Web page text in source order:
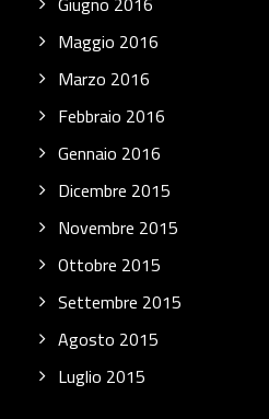
Maggio 2016
Marzo 2016
Febbraio 2016
Gennaio 2016
Dicembre 2015
Novembre 2015
Ottobre 2015
Settembre 2015
Agosto 2015
Luglio 2015